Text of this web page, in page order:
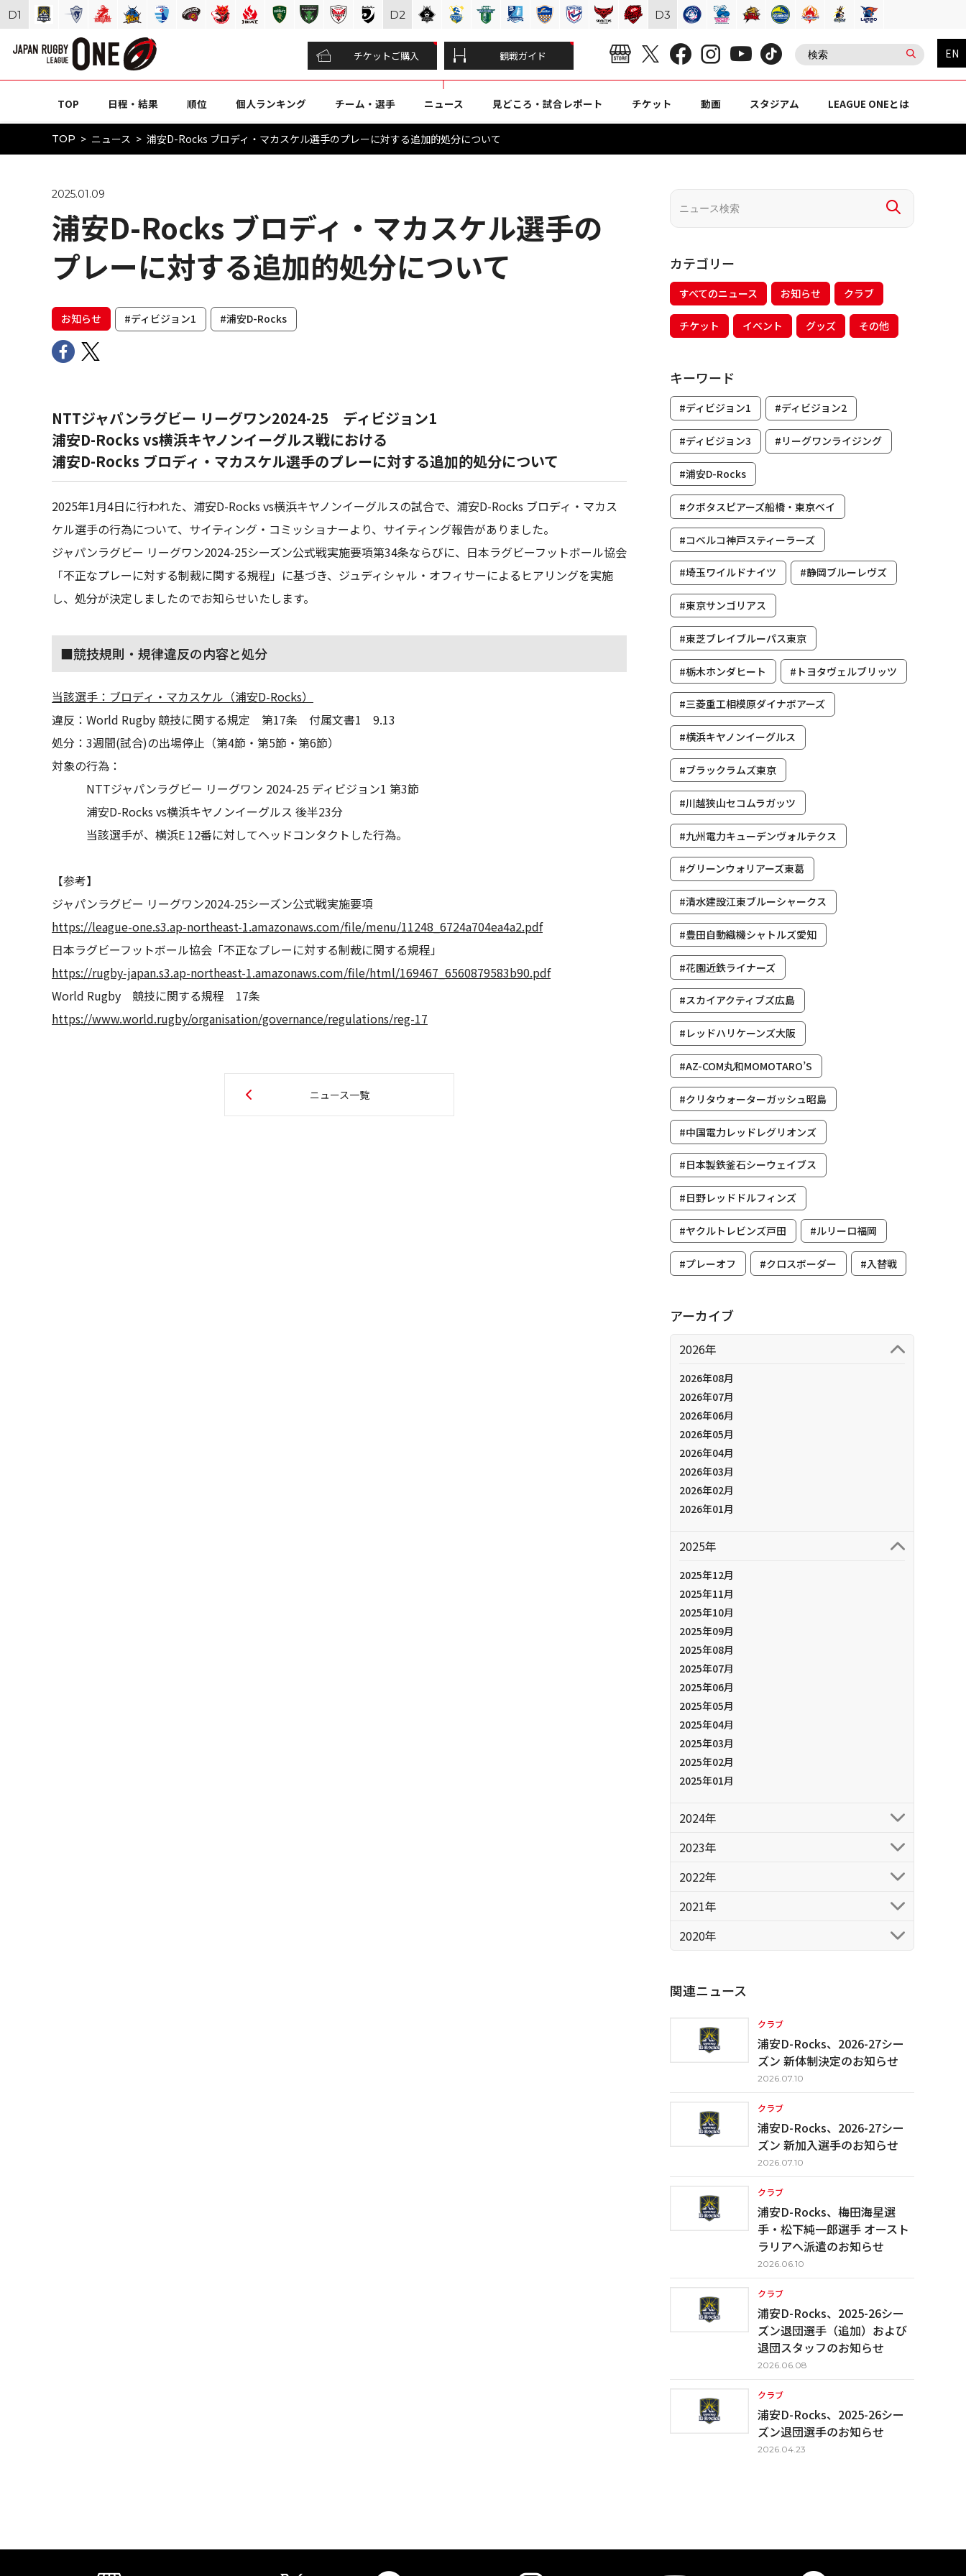
チケットご購入 観戦ガイド EN
TOP 日程・結果 順位 個人ランキング チーム・選手 ニュース 見どころ・試合レポート チケット 動画 スタジアム LEAGUE ONEとは
TOP ニュース 浦安D-Rocks ブロディ・マカスケル選手のプレーに対する追加的処分について
2025.01.09
浦安D-Rocks ブロディ・マカスケル選手の
プレーに対する追加的処分について
お知らせ #ディビジョン1 #浦安D-Rocks
NTTジャパンラグビー リーグワン2024-25 ディビジョン1
浦安D-Rocks vs横浜キヤノンイーグルス戦における
浦安D-Rocks ブロディ・マカスケル選手のプレーに対する追加的処分について
2025年1月4日に行われた、浦安D-Rocks vs横浜キヤノンイーグルスの試合で、浦安D-Rocks ブロディ・マカス
ケル選手の行為について、サイティング・コミッショナーより、サイティング報告がありました。
ジャパンラグビー リーグワン2024-25シーズン公式戦実施要項第34条ならびに、日本ラグビーフットボール協会
「不正なプレーに対する制裁に関する規程」に基づき、ジュディシャル・オフィサーによるヒアリングを実施
し、処分が決定しましたのでお知らせいたします。
■競技規則・規律違反の内容と処分
当該選手：ブロディ・マカスケル（浦安D-Rocks）
違反：World Rugby 競技に関する規定 第17条 付属文書1 9.13
処分：3週間(試合)の出場停止（第4節・第5節・第6節）
対象の行為：
NTTジャパンラグビー リーグワン 2024-25 ディビジョン1 第3節
浦安D-Rocks vs横浜キヤノンイーグルス 後半23分
当該選手が、横浜E 12番に対してヘッドコンタクトした行為。
【参考】
ジャパンラグビー リーグワン2024-25シーズン公式戦実施要項
https://league-one.s3.ap-northeast-1.amazonaws.com/file/menu/11248_6724a704ea4a2.pdf
日本ラグビーフットボール協会「不正なプレーに対する制裁に関する規程」
https://rugby-japan.s3.ap-northeast-1.amazonaws.com/file/html/169467_6560879583b90.pdf
World Rugby 競技に関する規程 17条
https://www.world.rugby/organisation/governance/regulations/reg-17
ニュース一覧
カテゴリー
すべてのニュース お知らせ クラブ
チケット イベント グッズ その他
キーワード
#ディビジョン1 #ディビジョン2
#ディビジョン3 #リーグワンライジング
#浦安D-Rocks
#クボタスピアーズ船橋・東京ベイ
#コベルコ神戸スティーラーズ
#埼玉ワイルドナイツ #静岡ブルーレヴズ
#東京サンゴリアス
#東芝ブレイブルーパス東京
#栃木ホンダヒート #トヨタヴェルブリッツ
#三菱重工相模原ダイナボアーズ
#横浜キヤノンイーグルス
#ブラックラムズ東京
#川越狭山セコムラガッツ
#九州電力キューデンヴォルテクス
#グリーンウォリアーズ東葛
#清水建設江東ブルーシャークス
#豊田自動織機シャトルズ愛知
#花園近鉄ライナーズ
#スカイアクティブズ広島
#レッドハリケーンズ大阪
#AZ-COM丸和MOMOTARO’S
#クリタウォーターガッシュ昭島
#中国電力レッドレグリオンズ
#日本製鉄釜石シーウェイブス
#日野レッドドルフィンズ
#ヤクルトレビンズ戸田 #ルリーロ福岡
#プレーオフ #クロスボーダー #入替戦
アーカイブ
2026年
2026年08月
2026年07月
2026年06月
2026年05月
2026年04月
2026年03月
2026年02月
2026年01月
2025年
2025年12月
2025年11月
2025年10月
2025年09月
2025年08月
2025年07月
2025年06月
2025年05月
2025年04月
2025年03月
2025年02月
2025年01月
2024年
2023年
2022年
2021年
2020年
関連ニュース
クラブ
浦安D-Rocks、2026-27シー
ズン 新体制決定のお知らせ
2026.07.10
クラブ
浦安D-Rocks、2026-27シー
ズン 新加入選手のお知らせ
2026.07.10
クラブ
浦安D-Rocks、梅田海星選
手・松下純一郎選手 オースト
ラリアへ派遣のお知らせ
2026.06.10
クラブ
浦安D-Rocks、2025-26シー
ズン退団選手（追加）および
退団スタッフのお知らせ
2026.06.08
クラブ
浦安D-Rocks、2025-26シー
ズン退団選手のお知らせ
2026.04.23
D1 D2 D3